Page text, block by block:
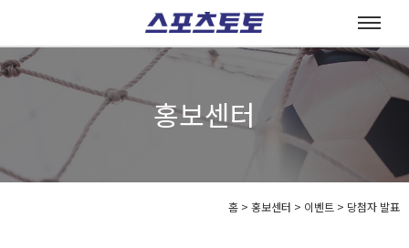
홍보센터
홈 > 홍보센터 > 이벤트 > 당첨자 발표